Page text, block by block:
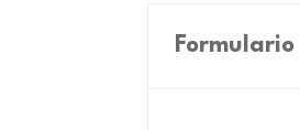
Formulario